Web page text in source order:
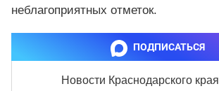
неблагоприятных отметок.
ПОДПИСАТЬСЯ
Новости Краснодарского края